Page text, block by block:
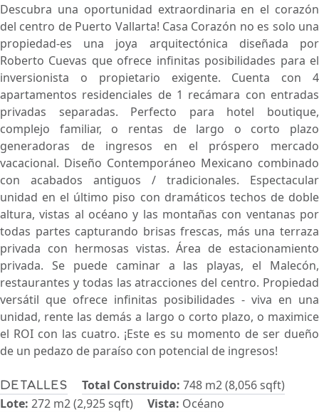
Detalles Total Construido: 748 m2 (8,056 sqft)
Lote: 272 m2 (2,925 sqft) Vista: Océano
Descubra una oportunidad extraordinaria en el corazón
del centro de Puerto Vallarta! Casa Corazón no es solo una
propiedad-es una joya arquitectónica diseñada por
Roberto Cuevas que ofrece infinitas posibilidades para el
inversionista o propietario exigente. Cuenta con 4
apartamentos residenciales de 1 recámara con entradas
privadas separadas. Perfecto para hotel boutique,
complejo familiar, o rentas de largo o corto plazo
generadoras de ingresos en el próspero mercado
vacacional. Diseño Contemporáneo Mexicano combinado
con acabados antiguos / tradicionales. Espectacular
unidad en el último piso con dramáticos techos de doble
altura, vistas al océano y las montañas con ventanas por
todas partes capturando brisas frescas, más una terraza
privada con hermosas vistas. Área de estacionamiento
privada. Se puede caminar a las playas, el Malecón,
restaurantes y todas las atracciones del centro. Propiedad
versátil que ofrece infinitas posibilidades - viva en una
unidad, rente las demás a largo o corto plazo, o maximice
el ROI con las cuatro. ¡Este es su momento de ser dueño
de un pedazo de paraíso con potencial de ingresos!